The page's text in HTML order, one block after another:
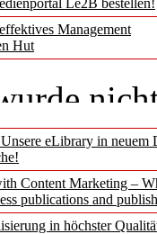
Le2B bestellen!
Management
Hut
eLibrary in neuem
Content Marketing –
publications and
in höchster
–
Aus-
auch
von